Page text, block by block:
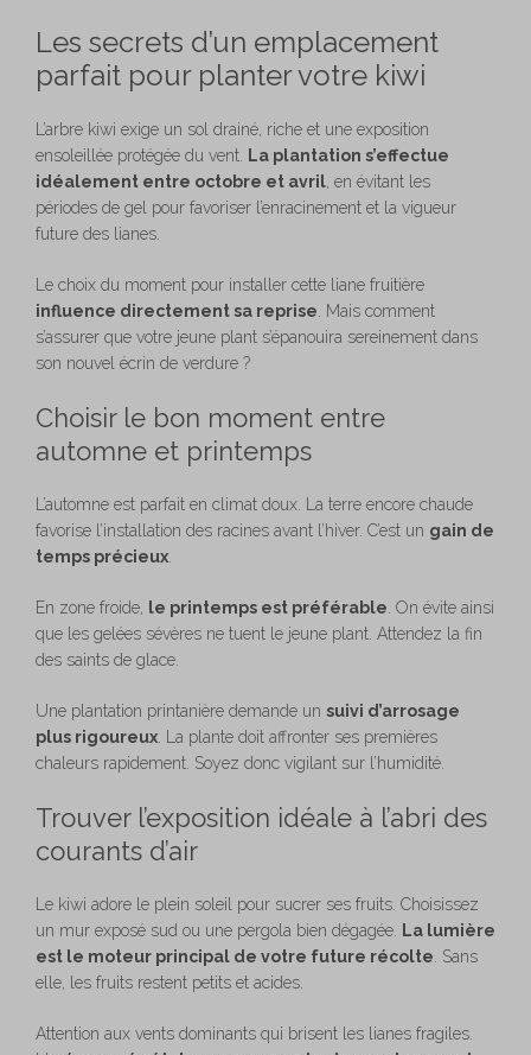
Les secrets d’un emplacement
parfait pour planter votre kiwi
L’arbre kiwi exige un sol drainé, riche et une exposition
ensoleillée protégée du vent. La plantation s’effectue
idéalement entre octobre et avril, en évitant les
périodes de gel pour favoriser l’enracinement et la vigueur
future des lianes.
Le choix du moment pour installer cette liane fruitière
influence directement sa reprise. Mais comment
s’assurer que votre jeune plant s’épanouira sereinement dans
son nouvel écrin de verdure ?
Choisir le bon moment entre
automne et printemps
L’automne est parfait en climat doux. La terre encore chaude
favorise l’installation des racines avant l’hiver. C’est un gain de
temps précieux.
En zone froide, le printemps est préférable. On évite ainsi
que les gelées sévères ne tuent le jeune plant. Attendez la fin
des saints de glace.
Une plantation printanière demande un suivi d’arrosage
plus rigoureux. La plante doit affronter ses premières
chaleurs rapidement. Soyez donc vigilant sur l’humidité.
Trouver l’exposition idéale à l’abri des
courants d’air
Le kiwi adore le plein soleil pour sucrer ses fruits. Choisissez
un mur exposé sud ou une pergola bien dégagée. La lumière
est le moteur principal de votre future récolte. Sans
elle, les fruits restent petits et acides.
Attention aux vents dominants qui brisent les lianes fragiles.